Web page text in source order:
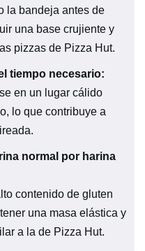
la bandeja antes de
una base crujiente y
pizzas de Pizza Hut.
tiempo necesario:
en un lugar cálido
lo que contribuye a
normal por harina
contenido de gluten
una masa elástica y
a la de Pizza Hut.